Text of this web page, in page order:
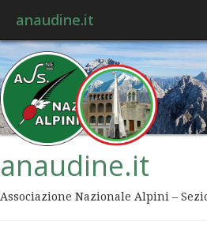
anaudine.it
anaudine.it
Associazione Nazionale Alpini –